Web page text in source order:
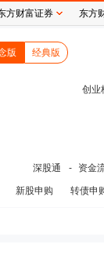
版 经典版
创业
深股通 - 资金
新股申购 转债申
方财富证券 东方